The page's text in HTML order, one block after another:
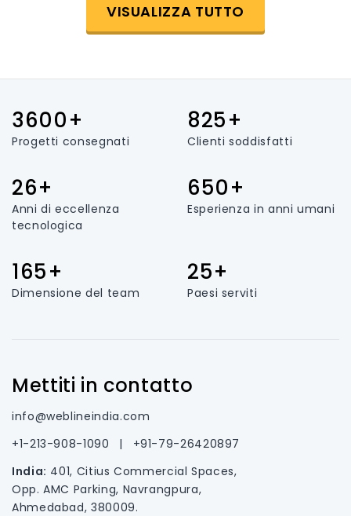
VISUALIZZA TUTTO
3600+
Progetti consegnati
825+
Clienti soddisfatti
26+
Anni di eccellenza
tecnologica
650+
Esperienza in anni umani
165+
Dimensione del team
25+
Paesi serviti
Mettiti in contatto
info@weblineindia.com
+1-213-908-1090
|
+91-79-26420897
India: 401, Citius Commercial Spaces,
Opp. AMC Parking, Navrangpura,
Ahmedabad, 380009.